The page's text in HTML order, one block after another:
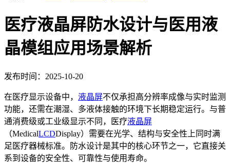
医疗液晶屏防水设计与医用液
晶模组应用场景解析
发布时间：2025-10-20
在医疗显示设备中， 液晶屏不仅承担高分辨率成像与实时监测
功能，还需在潮湿、多液体接触的环境下长期稳定运行。与普
通消费级或工业级显示不同，医疗液晶屏
（MedicalLCDDisplay）需要在光学、结构与安全性上同时满
足医疗器械标准。防水设计是其中的核心环节之一，它直接关
系到设备的安全性、可靠性与使用寿命。